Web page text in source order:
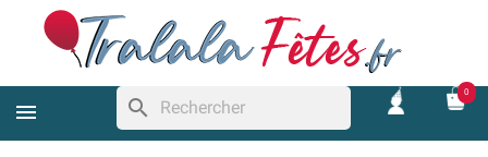
search
0